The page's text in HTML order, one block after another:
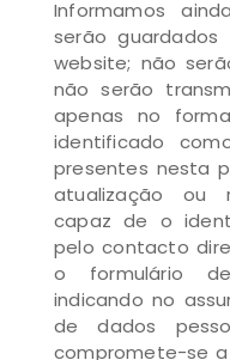
Informamos
serão
website; não
não serão
apenas no
identificado
presentes nesta
atualização ou
capaz de o
pelo contacto
o formulário
indicando no
de dados
compromete-se